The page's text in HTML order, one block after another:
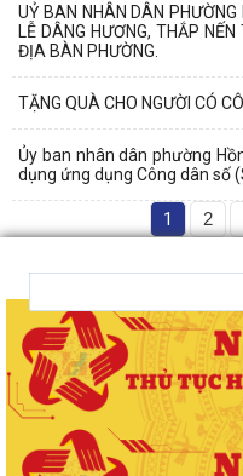
UỶ BAN NHÂN DÂN
LỄ DÂNG HƯƠNG, THẮP
ĐỊA BÀN PHƯỜNG.
TẶNG QUÀ CHO NGƯỜI CÓ
Ủy ban nhân dân phường
dụng ứng dụng Công dân số
1 2